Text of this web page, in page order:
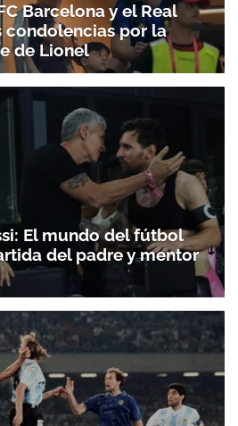
Barcelona y el Real
condolencias por la
de Lionel
El mundo del fútbol
del padre y mentor